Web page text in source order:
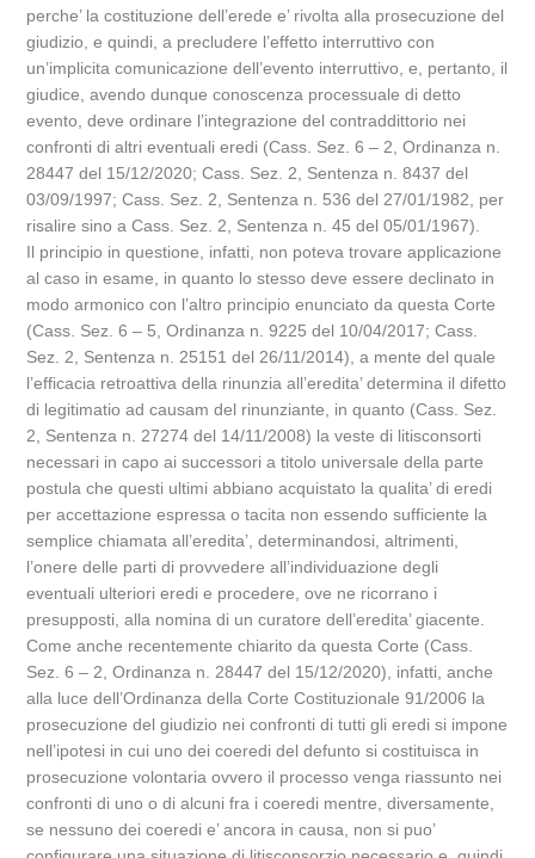
perche’ la costituzione dell’erede e’ rivolta alla prosecuzione del
giudizio, e quindi, a precludere l’effetto interruttivo con
un’implicita comunicazione dell’evento interruttivo, e, pertanto, il
giudice, avendo dunque conoscenza processuale di detto
evento, deve ordinare l’integrazione del contraddittorio nei
confronti di altri eventuali eredi (Cass. Sez. 6 – 2, Ordinanza n.
28447 del 15/12/2020; Cass. Sez. 2, Sentenza n. 8437 del
03/09/1997; Cass. Sez. 2, Sentenza n. 536 del 27/01/1982, per
risalire sino a Cass. Sez. 2, Sentenza n. 45 del 05/01/1967).
Il principio in questione, infatti, non poteva trovare applicazione
al caso in esame, in quanto lo stesso deve essere declinato in
modo armonico con l’altro principio enunciato da questa Corte
(Cass. Sez. 6 – 5, Ordinanza n. 9225 del 10/04/2017; Cass.
Sez. 2, Sentenza n. 25151 del 26/11/2014), a mente del quale
l’efficacia retroattiva della rinunzia all’eredita’ determina il difetto
di legitimatio ad causam del rinunziante, in quanto (Cass. Sez.
2, Sentenza n. 27274 del 14/11/2008) la veste di litisconsorti
necessari in capo ai successori a titolo universale della parte
postula che questi ultimi abbiano acquistato la qualita’ di eredi
per accettazione espressa o tacita non essendo sufficiente la
semplice chiamata all’eredita’, determinandosi, altrimenti,
l’onere delle parti di provvedere all’individuazione degli
eventuali ulteriori eredi e procedere, ove ne ricorrano i
presupposti, alla nomina di un curatore dell’eredita’ giacente.
Come anche recentemente chiarito da questa Corte (Cass.
Sez. 6 – 2, Ordinanza n. 28447 del 15/12/2020), infatti, anche
alla luce dell’Ordinanza della Corte Costituzionale 91/2006 la
prosecuzione del giudizio nei confronti di tutti gli eredi si impone
nell’ipotesi in cui uno dei coeredi del defunto si costituisca in
prosecuzione volontaria ovvero il processo venga riassunto nei
confronti di uno o di alcuni fra i coeredi mentre, diversamente,
se nessuno dei coeredi e’ ancora in causa, non si puo’